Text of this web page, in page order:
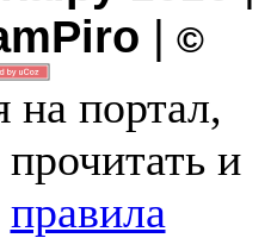
| ©
на портал,
и
правила